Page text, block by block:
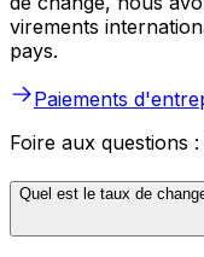
virements
pays.
Paiements
Foire aux questions
Quel est le taux de